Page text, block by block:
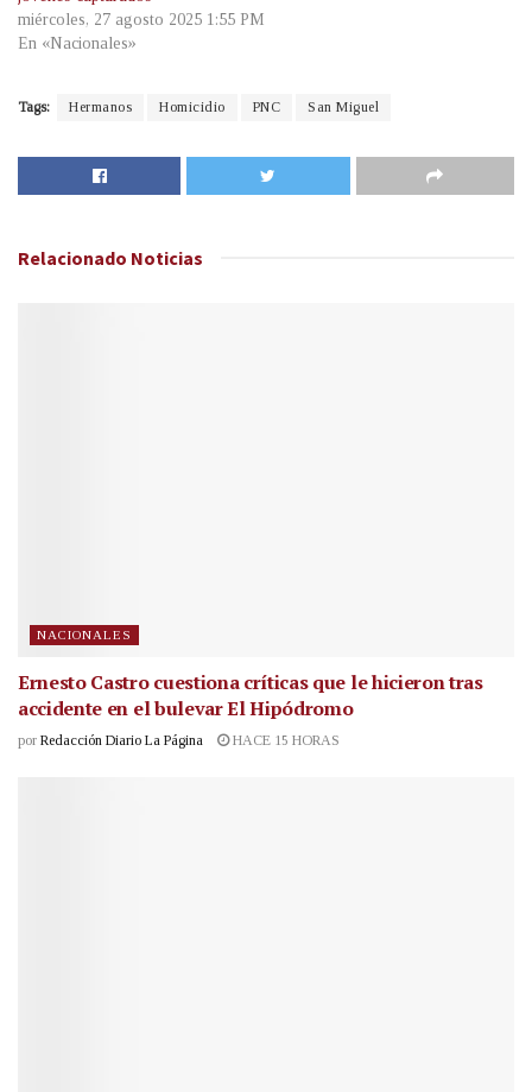
miércoles, 27 agosto 2025 1:55 PM
En «Nacionales»
Tags: Hermanos Homicidio PNC San Miguel
Relacionado Noticias
NACIONALES
Ernesto Castro cuestiona críticas que le hicieron tras
accidente en el bulevar El Hipódromo
por Redacción Diario La Página HACE 15 HORAS